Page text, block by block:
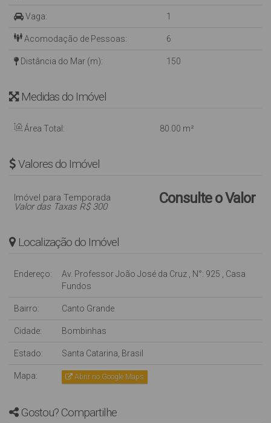
Vaga: 1
Acomodação de Pessoas: 6
Distância do Mar (m): 150
Medidas do Imóvel
Área Total: 80.00 m²
Valores do Imóvel
Consulte o Valor
Imóvel para Temporada
Valor das Taxas R$ 300
Localização do Imóvel
Endereço: Av. Professor João José da Cruz , N°: 925 , Casa
Fundos
Bairro: Canto Grande
Cidade: Bombinhas
Estado: Santa Catarina, Brasil
Mapa: Abrir no Google Maps
Gostou? Compartilhe